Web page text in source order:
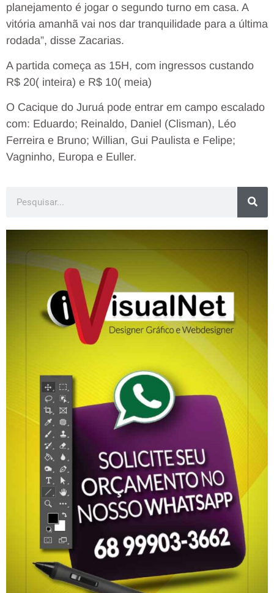
planejamento é jogar o segundo turno em casa. A
vitória amanhã vai nos dar tranquilidade para a última
rodada”, disse Zacarias.
A partida começa as 15H, com ingressos custando
R$ 20( inteira) e R$ 10( meia)
O Cacique do Juruá pode entrar em campo escalado
com: Eduardo; Reinaldo, Daniel (Clisman), Léo
Ferreira e Bruno; Willian, Gui Paulista e Felipe;
Vagninho, Europa e Euller.